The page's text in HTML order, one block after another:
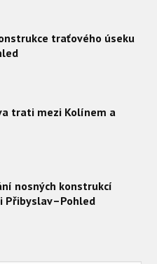
traťového úseku
trati mezi Kolínem a
nosných konstrukcí
Přibyslav–Pohled